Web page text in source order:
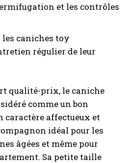
et les contrôles
les caniches toy
régulier de leur
qualité-prix, le caniche
comme un bon
caractère affectueux et
idéal pour les
âgées et même pour
Sa petite taille